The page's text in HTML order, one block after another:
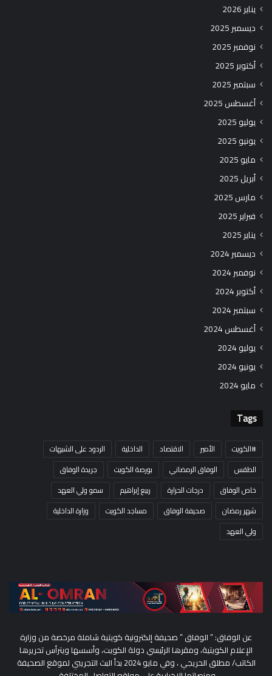
يناير 2026
ديسمبر 2025
نوفمبر 2025
أكتوبر 2025
سبتمبر 2025
أغسطس 2025
يوليو 2025
يونيو 2025
مايو 2025
أبريل 2025
مارس 2025
فبراير 2025
يناير 2025
ديسمبر 2024
نوفمبر 2024
أكتوبر 2024
سبتمبر 2024
أغسطس 2024
يوليو 2024
يونيو 2024
مايو 2024
Tags
#الكويت الأمير الاقتصاد الداخلية
الردود على الشبهات
الطقس
الوفاق الرمضاني بورصة الكويت
جريدة الوفاق
خاص الوفاق
درجات الحرارة ربيع إبراهيم
سمو ولي العهد
شهر رمضان
صحيفة الوفاق مساجد الكويت
وزارة الداخلية
ولي العهد
عن الوفاق: ” الوفاق ” صحيفة إلكترونية كويتية شاملة مرخصة من وزارة
الإعلام الكويتية، ومقرها الرئيسي دولة الكويت، وأسسها ويترأس تحريرها
الكاتب/ مطلق الحريجي ، وفي مايو 2024 بدأ البث التجريبي لموقع الصحيفة